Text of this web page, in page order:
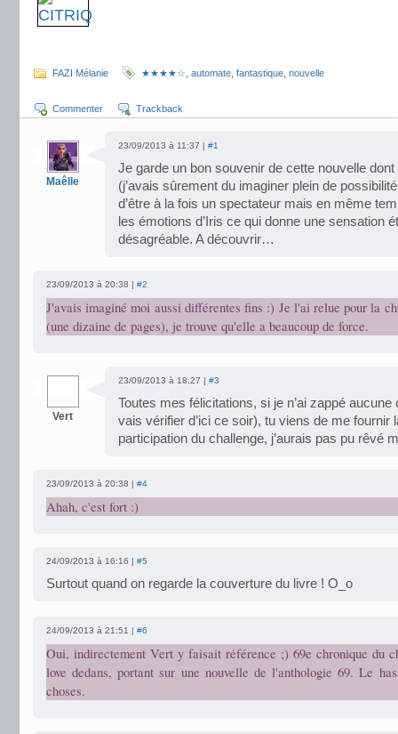
FAZI Mélanie ★★★★☆ automate fantastique nouvelle
Commenter Trackback
Maêlle
23/09/2013 à 11:37 | #1
Je garde un bon souvenir de cette nouvelle dont
(j’avais sûrement du imaginer plein de
d’être à la fois un spectateur mais en même
les émotions d’Iris ce qui donne une sensation
désagréable. A découvrir…
23/09/2013 à 20:38 | #2
J'avais imaginé moi aussi différentes fins :) Je l'ai relue pour la
(une dizaine de pages), je trouve qu'elle a beaucoup de force.
Vert
23/09/2013 à 18:27 | #3
Toutes mes félicitations, si je n’ai zappé aucune
vais vérifier d’ici ce soir), tu viens de me fournir
participation du challenge, j’aurais pas pu rêvé
23/09/2013 à 20:38 | #4
Ahah, c'est fort :)
24/09/2013 à 16:16 | #5
Surtout quand on regarde la couverture du livre ! O_o
24/09/2013 à 21:51 | #6
Oui, indirectement Vert y faisait référence ;) 69e chronique du
love dedans, portant sur une nouvelle de l'anthologie 69. Le
choses.